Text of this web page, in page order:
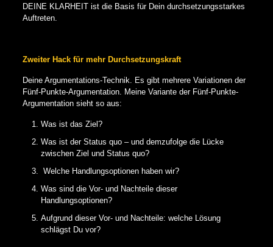
DEINE KLARHEIT ist die Basis für Dein durchsetzungsstarkes
Auftreten.
Zweiter Hack für mehr Durchsetzungskraft
Deine Argumentations-Technik. Es gibt mehrere Variationen der
Fünf-Punkte-Argumentation. Meine Variante der Fünf-Punkte-
Argumentation sieht so aus:
Was ist das Ziel?
Was ist der Status quo – und demzufolge die Lücke
zwischen Ziel und Status quo?
Welche Handlungsoptionen haben wir?
Was sind die Vor- und Nachteile dieser
Handlungsoptionen?
Aufgrund dieser Vor- und Nachteile: welche Lösung
schlägst Du vor?